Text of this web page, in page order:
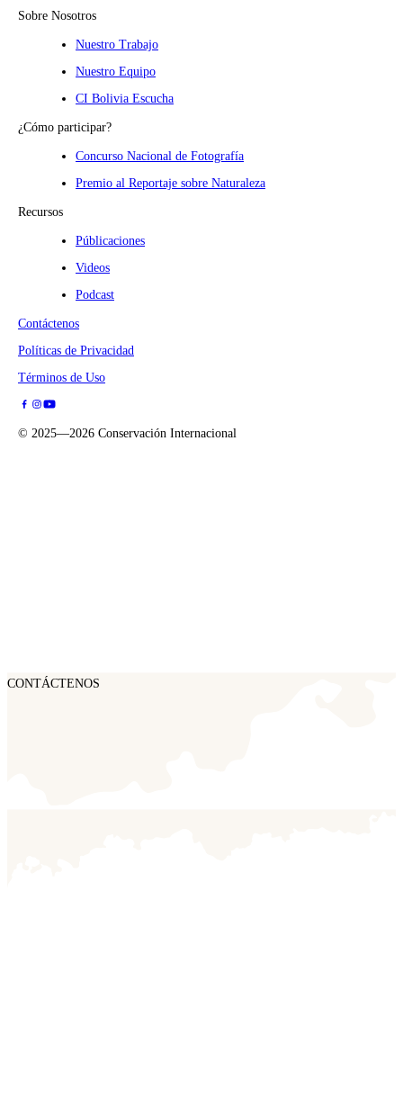
Sobre Nosotros
Nuestro Trabajo
Nuestro Equipo
CI Bolivia Escucha
¿Cómo participar?
Concurso Nacional de Fotografía
Premio al Reportaje sobre Naturaleza
Recursos
Públicaciones
Videos
Podcast
Contáctenos
Políticas de Privacidad
Términos de Uso
© 2025—2026 Conservación Internacional
CONTÁCTENOS